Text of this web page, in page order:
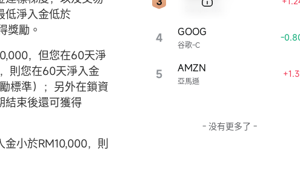
低淨入金低於
獎勵。
，但您在60天淨
則您在60天淨入金
標準）；另外在鎖資
結束後還可獲得
小於RM10,000，則
4 谷歌-C
GOOG -
5 亞馬遜
AMZN
- 没有更多了 -